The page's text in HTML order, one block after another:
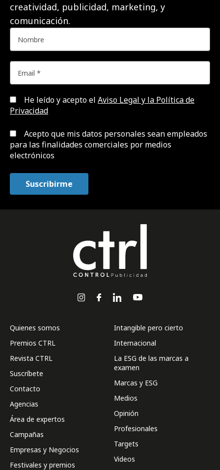
creatividad, publicidad, marketing, y
comunicación.
He leído y acepto el Aviso Legal y la Política de
Privacidad
Acepto que mis datos personales sean empleados
para las finalidades comerciales por medios
electrónicos
Quienes somos
Premios CTRL
Revista CTRL
Suscríbete
Contacto
Agencias
Área de expertos
Campañas
Empresas y Negocios
Festivales y premios
Intangible pero cierto
Internacional
La ESG de las marcas a
examen
Marcas y ESG
Medios
Opinión
Profesionales
Targets
Videos